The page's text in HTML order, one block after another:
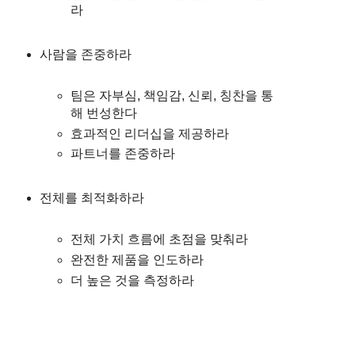
라
사람을 존중하라
팀은 자부심, 책임감, 신뢰, 칭찬을 통
해 번성한다
효과적인 리더십을 제공하라
파트너를 존중하라
전체를 최적화하라
전체 가치 흐름에 초점을 맞춰라
완전한 제품을 인도하라
더 높은 것을 측정하라